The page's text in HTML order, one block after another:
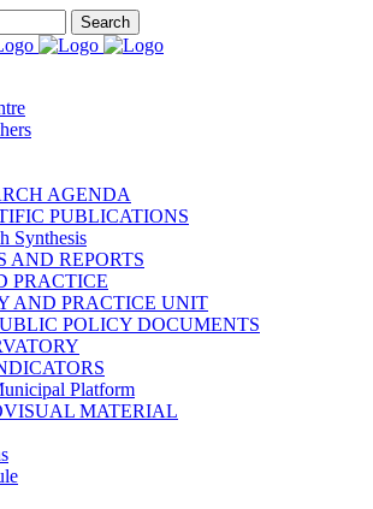
AGENDA
PUBLICATIONS
Synthesis
AND REPORTS
PRACTICE
AND PRACTICE UNIT
POLICY DOCUMENTS
Platform
MATERIAL